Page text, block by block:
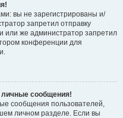
вы не зарегистрированы и/
запретил отправку
или же администратор запретил
конференции для
сообщения!
сообщения пользователей,
личном разделе. Если вы